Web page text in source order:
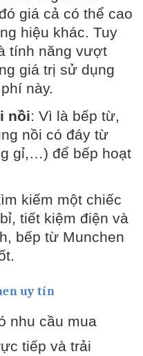
giá cả có thể cao
hiệu khác. Tuy
tính năng vượt
giá trị sử dụng
này.
nồi: Vì là bếp từ,
nồi có đáy từ
gỉ,…) để bếp hoạt
kiếm một chiếc
tiết kiệm điện và
bếp từ Munchen
uy tín
nhu cầu mua
tiếp và trải